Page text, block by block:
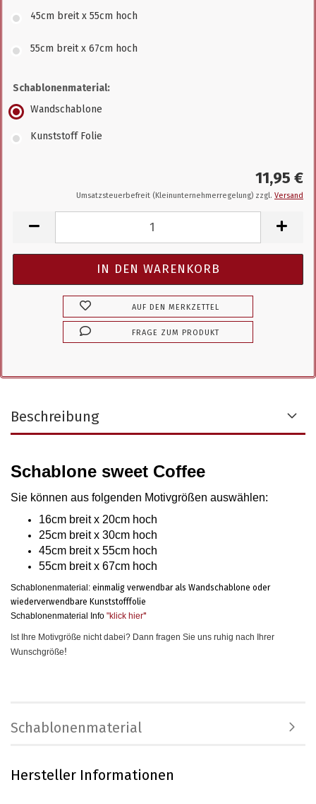
45cm breit x 55cm hoch
55cm breit x 67cm hoch
Schablonenmaterial:
Wandschablone
Kunststoff Folie
11,95 €
Umsatzsteuerbefreit (Kleinunternehmerregelung) zzgl. Versand
AUF DEN MERKZETTEL
FRAGE ZUM PRODUKT
Beschreibung
Schablone sweet Coffee
Sie können aus folgenden Motivgrößen auswählen:
16cm breit x 20cm hoch
25cm breit x 30cm hoch
45cm breit x 55cm hoch
55cm breit x 67cm hoch
Schablonenmaterial: einmalig verwendbar als Wandschablone oder
wiederverwendbare Kunststofffolie
Schablonenmaterial Info "klick hier"
Ist Ihre Motivgröße nicht dabei? Dann fragen Sie uns ruhig nach Ihrer
Wunschgröße!
Schablonenmaterial
Hersteller Informationen